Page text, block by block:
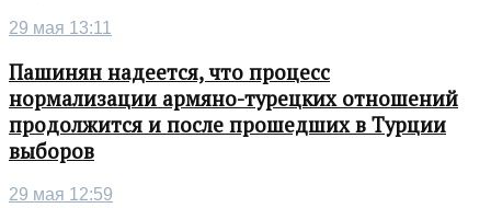
29 мая 13:11
Пашинян надеется, что процесс
нормализации армяно-турецких отношений
продолжится и после прошедших в Турции
выборов
29 мая 12:59